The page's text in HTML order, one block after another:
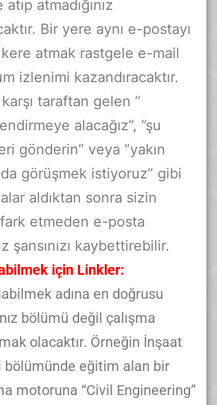
atmadığınız
Bir yere aynı e-postayı
atmak rastgele e-mail
izlenimi kazandıracaktır.
karşı taraftan gelen ”
alacağız”, ”şu
gönderin” veya ”yakın
görüşmek istiyoruz” gibi
aldıktan sonra sizin
etmeden e-posta
şansınızı kaybettirebilir.
için Linkler:
adına en doğrusu
bölümü değil çalışma
olacaktır. Örneğin İnşaat
bölümünde eğitim alan bir
motoruna “Civil Engineering”